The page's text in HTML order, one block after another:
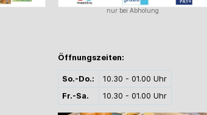
nur bei Abholung
Öffnungszeiten:
So.-Do.:
10.30 - 01.00 Uhr
Fr.-Sa.
10.30 - 01.00 Uhr